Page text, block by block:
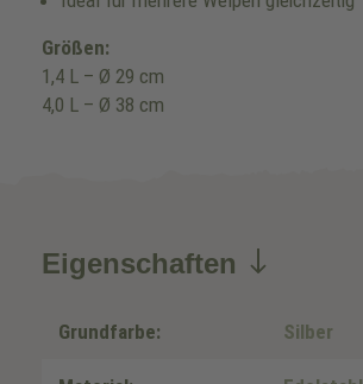
Größen:
1,4 L – Ø 29 cm
4,0 L – Ø 38 cm
Eigenschaften
Grundfarbe: Silber